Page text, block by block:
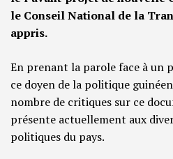
le Conseil National de la
appris.
En prenant la parole face à un
ce doyen de la politique
nombre de critiques sur ce
présente actuellement aux
politiques du pays.